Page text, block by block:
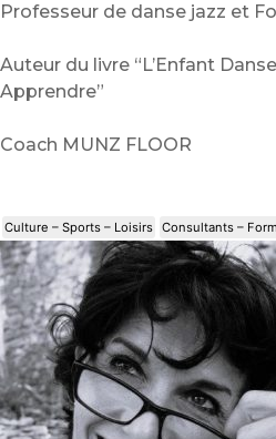
Professeur de danse jazz et
Auteur du livre “L’Enfant
Apprendre”
Coach MUNZ FLOOR
Culture – Sports – Loisirs Consultants –